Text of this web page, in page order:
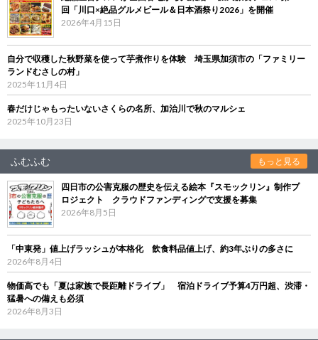
回「川口×絶品グルメビール＆日本酒祭り2026」を開催
2026年4月15日
自分で収穫した秋野菜を使って芋煮作りを体験 埼玉県加須市の「ファミリー
ランドむさしの村」
2025年11月4日
春だけじゃもったいないさくらの名所、加治川で秋のマルシェ
2025年10月23日
ふむふむ もっと見る
四日市の公害克服の歴史を伝える絵本『スモックリン』制作プ
ロジェクト クラウドファンディングで支援を募集
2026年8月5日
「中東発」値上げラッシュが本格化 飲食料品値上げ、約3年ぶりの多さに
2026年8月4日
物価高でも「夏は家族で長距離ドライブ」 宿泊ドライブ予算4万円超、渋滞・
猛暑への備えも必須
2026年8月3日